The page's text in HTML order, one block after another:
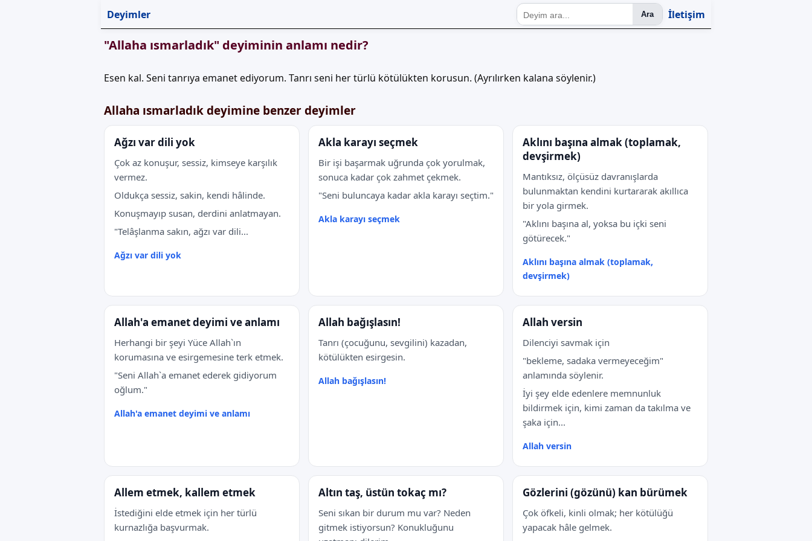
Deyimler Ara İletişim
"Allaha ısmarladık" deyiminin anlamı nedir?
Esen kal. Seni tanrıya emanet ediyorum. Tanrı seni her türlü kötülükten korusun. (Ayrılırken kalana söylenir.)
Allaha ısmarladık deyimine benzer deyimler
Ağzı var dili yok
Çok az konuşur, sessiz, kimseye karşılık
vermez.
Oldukça sessiz, sakin, kendi hâlinde.
Konuşmayıp susan, derdini anlatmayan.
"Telâşlanma sakın, ağzı var dili...
Ağzı var dili yok
Akla karayı seçmek
Bir işi başarmak uğrunda çok yorulmak,
sonuca kadar çok zahmet çekmek.
"Seni buluncaya kadar akla karayı seçtim."
Akla karayı seçmek
Aklını başına almak (toplamak,
devşirmek)
Mantıksız, ölçüsüz davranışlarda
bulunmaktan kendini kurtararak akıllıca
bir yola girmek.
"Aklını başına al, yoksa bu içki seni
götürecek."
Aklını başına almak (toplamak,
devşirmek)
Allah'a emanet deyimi ve anlamı
Herhangi bir şeyi Yüce Allah`ın
korumasına ve esirgemesine terk etmek.
"Seni Allah`a emanet ederek gidiyorum
oğlum."
Allah'a emanet deyimi ve anlamı
Allah bağışlasın!
Tanrı (çocuğunu, sevgilini) kazadan,
kötülükten esirgesin.
Allah bağışlasın!
Allah versin
Dilenciyi savmak için
"bekleme, sadaka vermeyeceğim"
anlamında söylenir.
İyi şey elde edenlere memnunluk
bildirmek için, kimi zaman da takılma ve
şaka için...
Allah versin
Allem etmek, kallem etmek
İstediğini elde etmek için her türlü
kurnazlığa başvurmak.
Altın taş, üstün tokaç mı?
Seni sıkan bir durum mu var? Neden
gitmek istiyorsun? Konukluğunu
Gözlerini (gözünü) kan bürümek
Çok öfkeli, kinli olmak; her kötülüğü
yapacak hâle gelmek.